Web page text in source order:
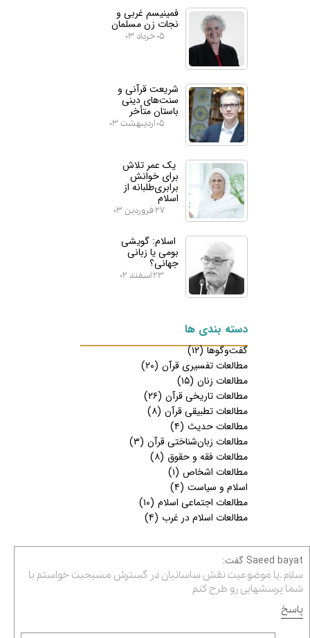
Saeed bayat گفت:
سلام .با موضوعیت نقش ساسانیان در گسترش مسیحیت خواستم با
شما پرسشهایی رو طرح کنم
پاسخ
فمینیسم غربی و
نجات زن مسلمان
۰۵ خرداد ۰۳
شریعت قرآنی و
سنت‌های دینی
باستان متأخر
۰۵ اردیبهشت ۰۳
یک عمر تلاش
برای خوانش
برابری‌طلبانه از
اسلام
۲۷ فروردین ۰۳
اسلام: گویشی
بومی یا زبانی
جهانی؟
۲۳ اسفند ۰۲
دسته بندی ها
گفت‌وگوها (۱۲)
مطالعات تفسیری قرآن (۲۰)
مطالعات زنان (۱۵)
مطالعات تاریخی قرآن (۲۶)
مطالعات تطبیقی قرآن (۸)
مطالعات حدیث (۴)
مطالعات زبان‌شناختی قرآن (۳)
مطالعات فقه و حقوق (۸)
مطالعات اشخاص (۱)
اسلام و سیاست (۴)
مطالعات اجتماعی اسلام (۱۰)
مطالعات اسلام در غرب (۴)